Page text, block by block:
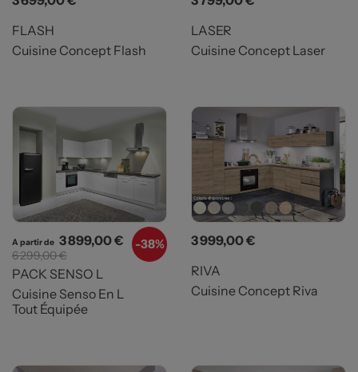
FLASH
Cuisine Concept Flash
LASER
Cuisine Concept Laser
-38%
A partir de Prix
3 899,00 € Prix de base
6 299,00 €
PACK SENSO L
Cuisine Senso En L
Tout Équipée
Prix
3 999,00 €
RIVA
Cuisine Concept Riva